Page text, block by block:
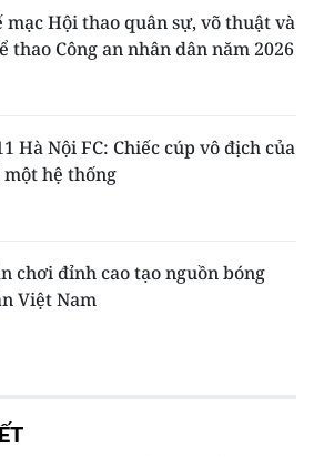
mạc Hội thao quân sự, võ thuật và
thao Công an nhân dân năm 2026
Hà Nội FC: Chiếc cúp vô địch của
một hệ thống
chơi đỉnh cao tạo nguồn bóng
Việt Nam